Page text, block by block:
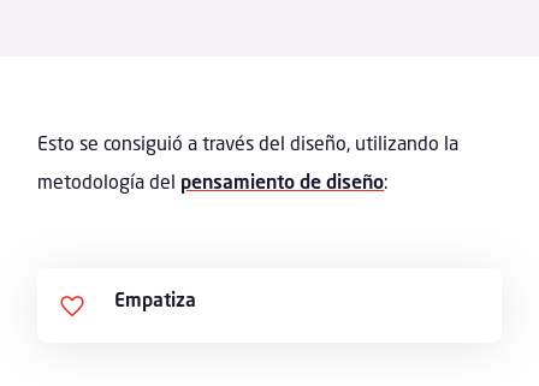
Esto se consiguió a través del diseño, utilizando la
metodología del pensamiento de diseño:
Empatiza